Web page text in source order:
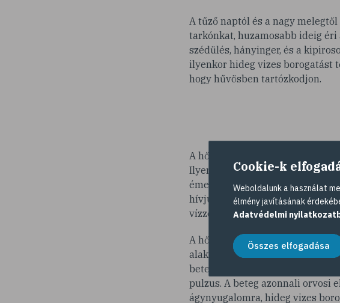
A tűző naptól és a nagy
tarkónkat, huzamosabb ideig
szédülés, hányinger, és a
ilyenkor hideg vizes borogatást
hogy hűvösben tartózkodjon.
A hőguta súlyos állapot: a nagy
Ilyenkor nem csak a fej, hanem
émelyeg, szédül. A vérnyomása
hívjunk mentőt, és addig is
vízzel, tegyünk hideg borogatást
A hőkimerülés, más néven a
alakul ki. Ilyenkor a fokozott
betegség jellegzetes tünetei az
pulzus. A beteg azonnali orvosi
ágynyugalomra, hideg vizes
Cookie-k
Weboldalunk a használat
élmény javításának
Adatvédelmi
Összes elfogadása